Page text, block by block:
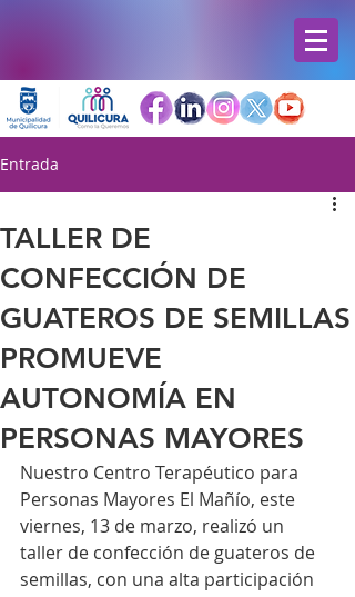
Entrada
TALLER DE
CONFECCIÓN DE
GUATEROS DE SEMILLAS
PROMUEVE
AUTONOMÍA EN
PERSONAS MAYORES
Nuestro Centro Terapéutico para
Personas Mayores El Mañío, este
viernes, 13 de marzo, realizó un
taller de confección de guateros de
semillas, con una alta participación